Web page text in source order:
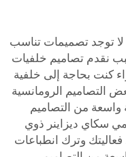
توجد تصميمات تناسب
نقدم تصاميم خلفيات
كنت بحاجة إلى خلفية
الرومانسية
من التصاميم
سكاي ديزاينر ذوي
وترك انطباعات